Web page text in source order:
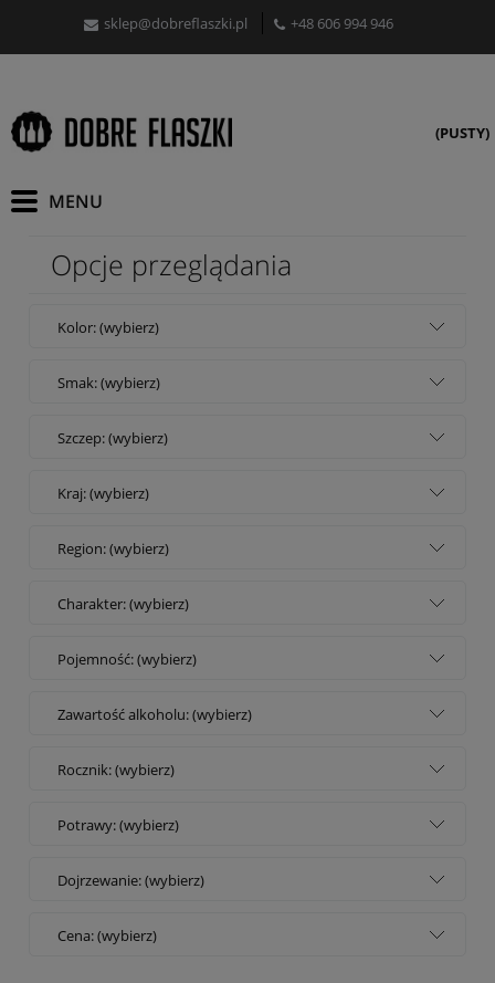
sklep@dobreflaszki.pl +48 606 994 946
(PUSTY)
Opcje przeglądania
Kolor: (wybierz)
Smak: (wybierz)
Szczep: (wybierz)
Kraj: (wybierz)
Region: (wybierz)
Charakter: (wybierz)
Pojemność: (wybierz)
Zawartość alkoholu: (wybierz)
Rocznik: (wybierz)
Potrawy: (wybierz)
Dojrzewanie: (wybierz)
Cena: (wybierz)